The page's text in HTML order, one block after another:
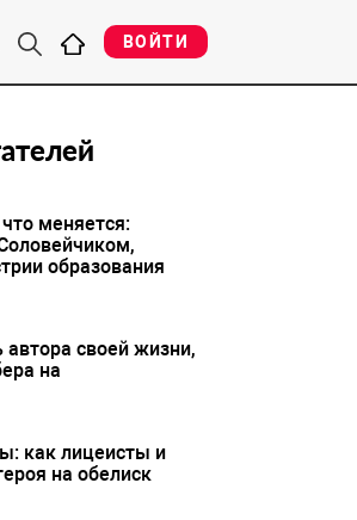
ВОЙТИ
меняется:
образования
автора своей жизни,
на
как лицеисты и
на обелиск